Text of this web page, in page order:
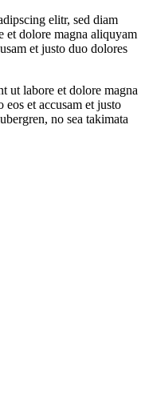
elitr, sed diam
et dolore magna aliquyam
et justo duo dolores
ut labore et dolore magna
et accusam et justo
no sea takimata